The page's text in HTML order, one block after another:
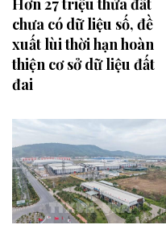
Hơn 27 triệu thửa đất
chưa có dữ liệu số, đề
xuất lùi thời hạn hoàn
thiện cơ sở dữ liệu đất
đai